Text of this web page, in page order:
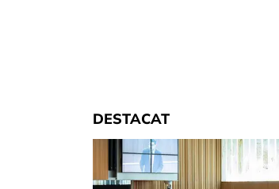
DESTACAT